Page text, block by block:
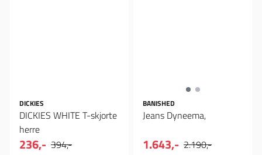
DICKIES
DICKIES WHITE T-skjorte
herre
236,- 394,-
BANISHED
Jeans Dyneema,
1.643,- 2.190,-